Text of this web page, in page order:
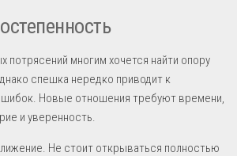
потрясений многим хочется найти опору
спешка нередко приводит к
Новые отношения требуют времени,
и уверенность.
Не стоит открываться полностью